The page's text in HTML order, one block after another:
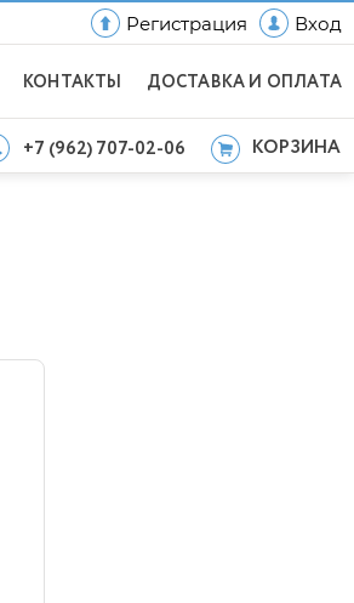
Регистрация Вход
КОНТАКТЫ ДОСТАВКА И ОПЛАТА
+7 (962) 707-02-06 КОРЗИНА